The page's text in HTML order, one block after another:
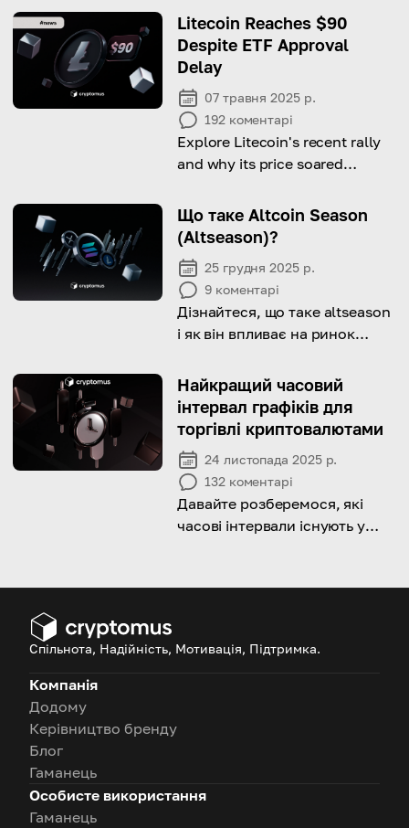
Litecoin Reaches $90
Despite ETF Approval
Delay
07 травня 2025 р.
192 коментарі
Explore Litecoin's recent rally
and why its price soared
approval.
Що таке Altcoin Season
(Altseason)?
25 грудня 2025 р.
9 коментарі
Дізнайтеся, що таке altseason
і як він впливає на ринок
Найкращий часовий
інтервал графіків для
торгівлі криптовалютами
24 листопада 2025 р.
132 коментарі
Давайте розберемося, які
часові інтервали існують у
вибором.
Спільнота, Надійність, Мотивація, Підтримка.
Компанія
Додому
Керівництво бренду
Блог
Гаманець
Особисте використання
Гаманець